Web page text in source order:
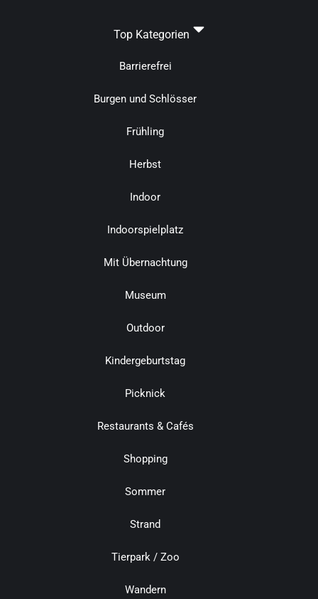
Top Kategorien
Barrierefrei
Burgen und Schlösser
Frühling
Herbst
Indoor
Indoorspielplatz
Mit Übernachtung
Museum
Outdoor
Kindergeburtstag
Picknick
Restaurants & Cafés
Shopping
Sommer
Strand
Tierpark / Zoo
Wandern